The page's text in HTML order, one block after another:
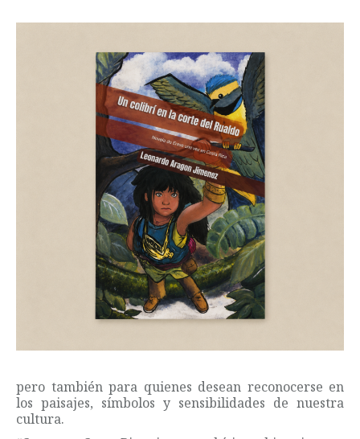
pero también para quienes desean reconocerse en
los paisajes, símbolos y sensibilidades de nuestra
cultura.